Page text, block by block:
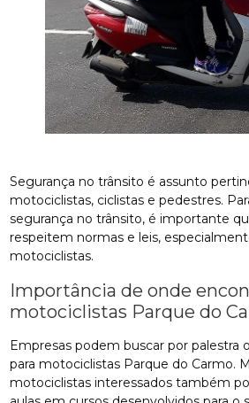
Segurança no trânsito é assunto
motociclistas, ciclistas e pedestres.
segurança no trânsito, é importante
respeitem normas e leis,
motociclistas.
Importância de onde
motociclistas Parque do
Empresas podem buscar por palestra
para motociclistas Parque do Carmo.
motociclistas interessados também